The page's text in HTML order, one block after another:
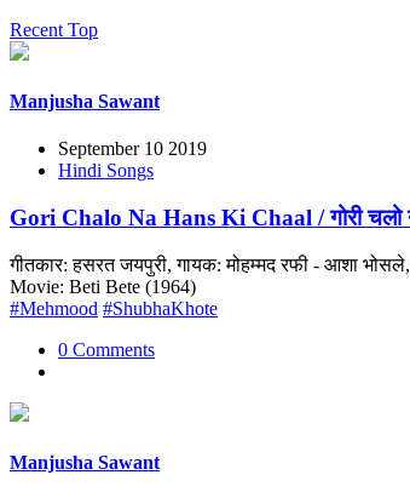
Recent Top
Manjusha Sawant
September 10 2019
Hindi Songs
Gori Chalo Na Hans Ki Chaal / गोरी चलो
गीतकार: हसरत जयपुरी, गायक: मोहम्मद रफी - आशा
Movie: Beti Bete (1964)
#Mehmood #ShubhaKhote
0 Comments
Manjusha Sawant